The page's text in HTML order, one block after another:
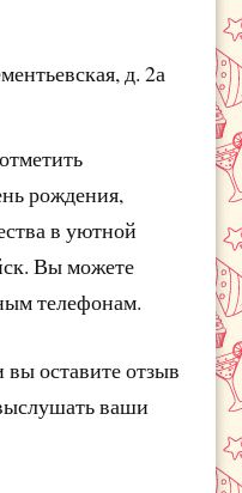
д. 2а
рождения,
в уютной
Вы можете
телефонам.
оставите отзыв
ваши